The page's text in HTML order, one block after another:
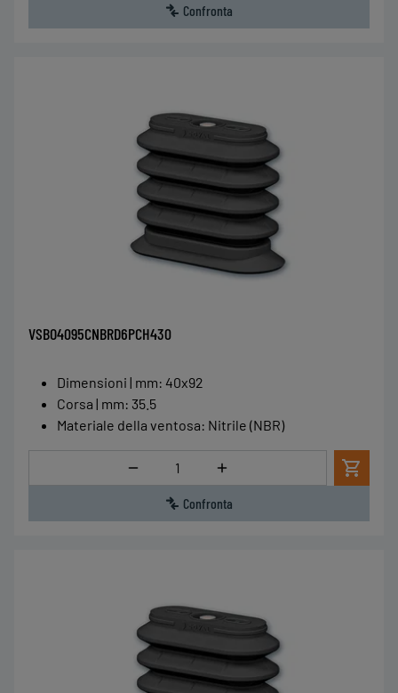
Confronta
VSBO4095CNBRD6PCH430
Dimensioni | mm: 40x92
Corsa | mm: 35.5
Materiale della ventosa: Nitrile (NBR)
Quantità
Confronta